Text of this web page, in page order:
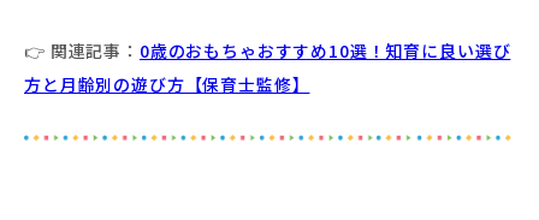
👉 関連記事： 0歳のおもちゃおすすめ10選！知育に良い選び
方と月齢別の遊び方【保育士監修】